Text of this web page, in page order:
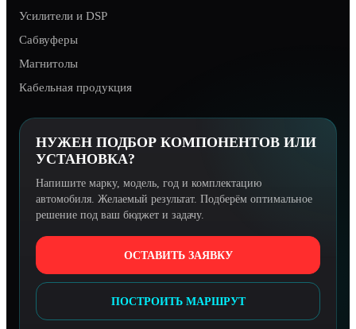
Усилители и DSP
Сабвуферы
Магнитолы
Кабельная продукция
НУЖЕН ПОДБОР КОМПОНЕНТОВ ИЛИ
УСТАНОВКА?
Напишите марку, модель, год и комплектацию
автомобиля. Желаемый результат. Подберём оптимальное
решение под ваш бюджет и задачу.
ОСТАВИТЬ ЗАЯВКУ
ПОСТРОИТЬ МАРШРУТ